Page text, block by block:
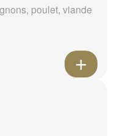
poulet, viande